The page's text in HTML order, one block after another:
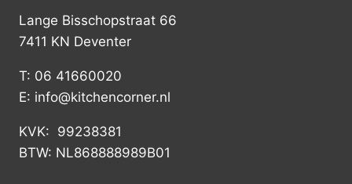
Lange Bisschopstraat 66
7411 KN Deventer
T: 06 41660020
E: info@kitchencorner.nl
KVK: 99238381
BTW: NL868888989B01